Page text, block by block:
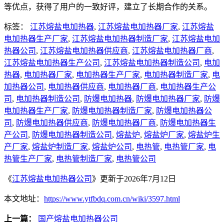
等优点，获得了用户的一致好评，建立了长期合作的关系。
标签： 江苏熔盐电加热器, 江苏熔盐电加热器厂家, 江苏熔盐
电加热器生产厂家, 江苏熔盐电加热器制造厂家, 江苏熔盐电加
热器公司 , 江苏熔盐电加热器供应商, 江苏熔盐电加热器厂商,
江苏熔盐电加热器生产公司 , 江苏熔盐电加热器制造公司 , 电加
热器, 电加热器厂家, 电加热器生产厂家, 电加热器制造厂家, 电
加热器公司 , 电加热器供应商, 电加热器厂商, 电加热器生产公
司 , 电加热器制造公司 , 防爆电加热器, 防爆电加热器厂家, 防爆
电加热器生产厂家, 防爆电加热器制造厂家, 防爆电加热器公
司 , 防爆电加热器供应商, 防爆电加热器厂商, 防爆电加热器生
产公司 , 防爆电加热器制造公司 , 熔盐炉, 熔盐炉厂家, 熔盐炉生
产厂家, 熔盐炉制造厂家, 熔盐炉公司 , 电热管, 电热管厂家, 电
热管生产厂家, 电热管制造厂家, 电热管公司
《江苏熔盐电加热器公司 》更新于2026年7月12日
本文地址： https://www.ytfbdq.com.cn/wiki/3597.html
上一篇：
国产熔盐电加热器公司